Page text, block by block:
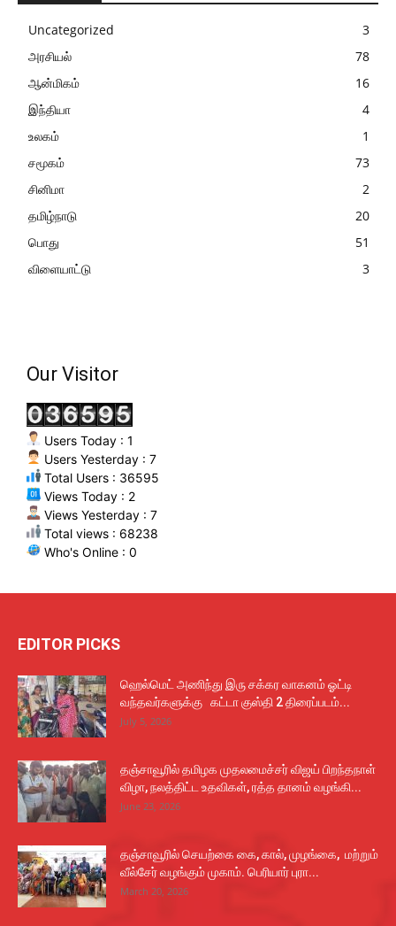
Uncategorized
3
அரசியல்
78
ஆன்மிகம்
16
இந்தியா
4
உலகம்
1
சமூகம்
73
சினிமா
2
தமிழ்நாடு
20
பொது
51
விளையாட்டு
3
Our Visitor
Users Today : 1
Users Yesterday : 7
Total Users : 36595
Views Today : 2
Views Yesterday : 7
Total views : 68238
Who's Online : 0
EDITOR PICKS
ஹெல்மெட் அணிந்து இரு சக்கர வாகனம் ஓட்டி
வந்தவர்களுக்கு கட்டா குஸ்தி 2 திரைப்படம்...
July 5, 2026
தஞ்சாவூரில் தமிழக முதலமைச்சர் விஜய் பிறந்தநாள்
விழா, நலத்திட்ட உதவிகள், ரத்த தானம் வழங்கி...
June 23, 2026
தஞ்சாவூரில் செயற்கை கை, கால், முழங்கை, மற்றும்
வீல்சேர் வழங்கும் முகாம். பெரியார் புரா...
March 20, 2026